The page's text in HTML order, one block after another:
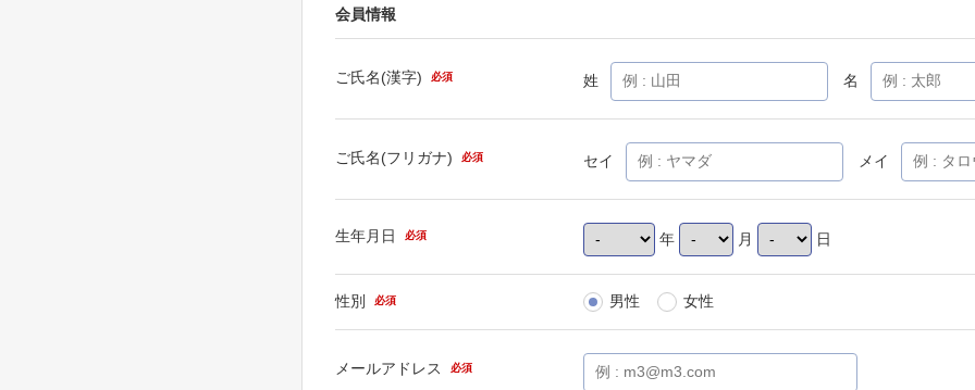
会員情報
ご氏名(漢字) 必須 姓 名
ご氏名(フリガナ) 必須 セイ メイ
生年月日 必須 年 月 日
性別 必須 男性 女性
メールアドレス 必須